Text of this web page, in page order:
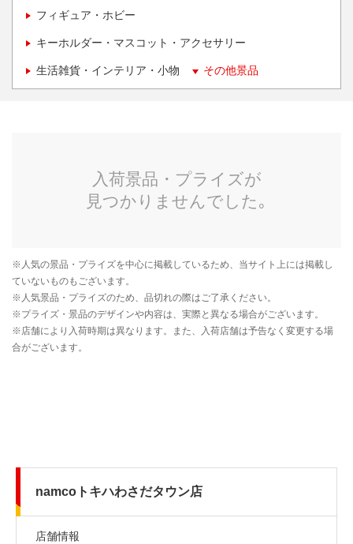
フィギュア・ホビー
キーホルダー・マスコット・アクセサリー
生活雑貨・インテリア・小物 その他景品
namcoトキハわさだタウン店
店舗情報